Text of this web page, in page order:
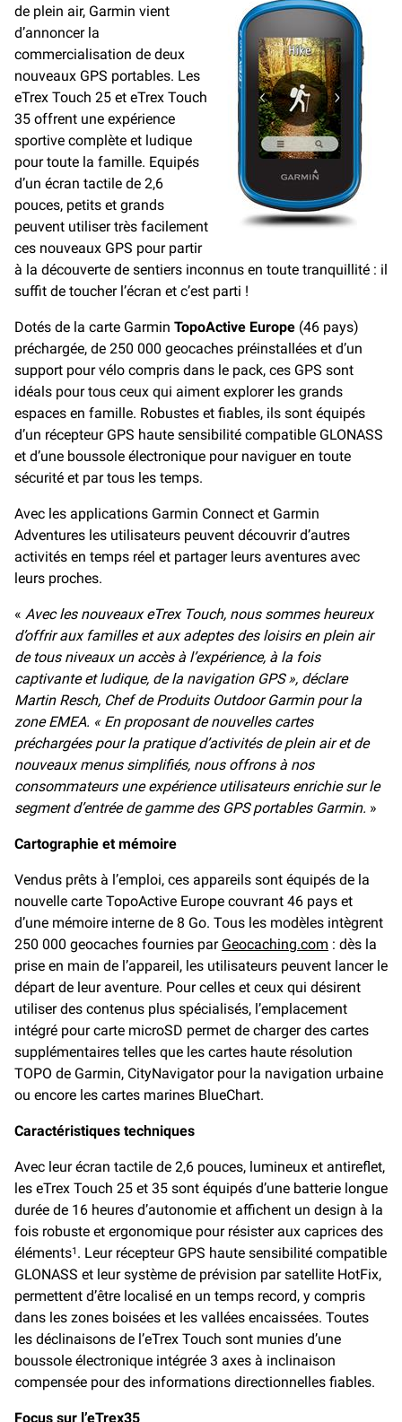
de plein air, Garmin vient
d’annoncer la
commercialisation de deux
nouveaux GPS portables. Les
eTrex Touch 25 et eTrex Touch
35 offrent une expérience
sportive complète et ludique
pour toute la famille. Equipés
d’un écran tactile de 2,6
pouces, petits et grands
peuvent utiliser très facilement
ces nouveaux GPS pour partir
à la découverte de sentiers inconnus en toute tranquillité : il
suffit de toucher l’écran et c’est parti !
Dotés de la carte Garmin TopoActive Europe (46 pays)
préchargée, de 250 000 geocaches préinstallées et d’un
support pour vélo compris dans le pack, ces GPS sont
idéals pour tous ceux qui aiment explorer les grands
espaces en famille. Robustes et fiables, ils sont équipés
d’un récepteur GPS haute sensibilité compatible GLONASS
et d’une boussole électronique pour naviguer en toute
sécurité et par tous les temps.
Avec les applications Garmin Connect et Garmin
Adventures les utilisateurs peuvent découvrir d’autres
activités en temps réel et partager leurs aventures avec
leurs proches.
« Avec les nouveaux eTrex Touch, nous sommes heureux
d’offrir aux familles et aux adeptes des loisirs en plein air
de tous niveaux un accès à l’expérience, à la fois
captivante et ludique, de la navigation GPS », déclare
Martin Resch, Chef de Produits Outdoor Garmin pour la
zone EMEA. « En proposant de nouvelles cartes
préchargées pour la pratique d’activités de plein air et de
nouveaux menus simplifiés, nous offrons à nos
consommateurs une expérience utilisateurs enrichie sur le
segment d’entrée de gamme des GPS portables Garmin. »
Cartographie et mémoire
Vendus prêts à l’emploi, ces appareils sont équipés de la
nouvelle carte TopoActive Europe couvrant 46 pays et
d’une mémoire interne de 8 Go. Tous les modèles intègrent
250 000 geocaches fournies par Geocaching.com : dès la
prise en main de l’appareil, les utilisateurs peuvent lancer le
départ de leur aventure. Pour celles et ceux qui désirent
utiliser des contenus plus spécialisés, l’emplacement
intégré pour carte microSD permet de charger des cartes
supplémentaires telles que les cartes haute résolution
TOPO de Garmin, CityNavigator pour la navigation urbaine
ou encore les cartes marines BlueChart.
Caractéristiques techniques
Avec leur écran tactile de 2,6 pouces, lumineux et antireflet,
les eTrex Touch 25 et 35 sont équipés d’une batterie longue
durée de 16 heures d’autonomie et affichent un design à la
fois robuste et ergonomique pour résister aux caprices des
éléments1 . Leur récepteur GPS haute sensibilité compatible
GLONASS et leur système de prévision par satellite HotFix,
permettent d’être localisé en un temps record, y compris
dans les zones boisées et les vallées encaissées. Toutes
les déclinaisons de l’eTrex Touch sont munies d’une
boussole électronique intégrée 3 axes à inclinaison
compensée pour des informations directionnelles fiables.
Focus sur l’eTrex35